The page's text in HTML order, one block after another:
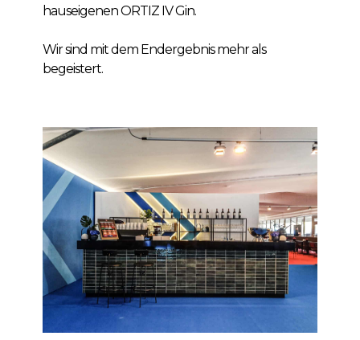
hauseigenen ORTIZ IV Gin.
Wir sind mit dem Endergebnis mehr als
begeistert.